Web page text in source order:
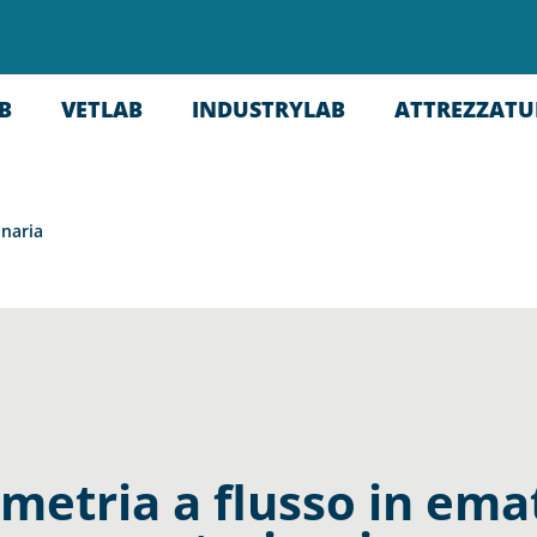
VETLAB INDUSTRYLAB
a flusso in